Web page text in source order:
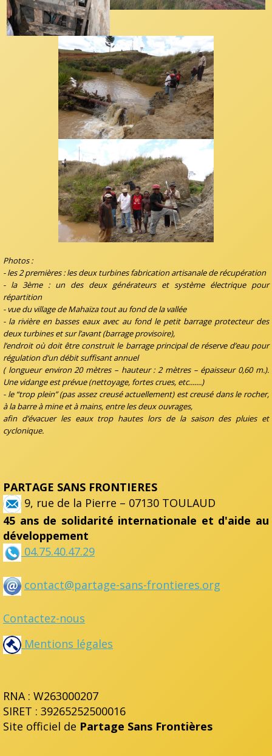
Photos :
- les 2 premières : les deux turbines fabrication artisanale de récupération
- la 3ème : un des deux générateurs et système électrique pour
répartition
- vue du village de Mahaïza tout au fond de la vallée
- la rivière en basses eaux avec au fond le petit barrage protecteur des
deux turbines et sur l’avant (barrage provisoire),
l’endroit où doit être construit le barrage principal de réserve d’eau pour
régulation d’un débit suffisant annuel
( longueur environ 20 mètres – hauteur : 2 mètres – épaisseur 0,60 m.).
Une vidange est prévue (nettoyage, fortes crues, etc.......)
- le “trop plein” (pas assez creusé actuellement) est creusé dans le rocher,
à la barre à mine et à mains, entre les deux ouvrages,
afin d’évacuer les eaux trop hautes lors de la saison des pluies et
cyclonique.
PARTAGE SANS FRONTIERES
9, rue de la Pierre – 07130 TOULAUD
45 ans de solidarité internationale et d'aide au
développement
04.75.40.47.29
contact@partage-sans-frontieres.org
Contactez-nous
Mentions légales
RNA : W263000207
SIRET : 39265252500016
Site officiel de Partage Sans Frontières